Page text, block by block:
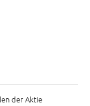
der Aktie